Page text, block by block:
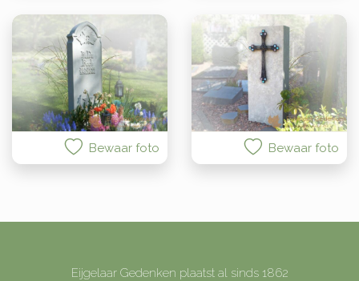
Bewaar foto Bewaar foto
Eijgelaar Gedenken plaatst al sinds 1862